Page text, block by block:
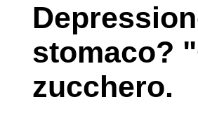
stomaco?
zucchero.